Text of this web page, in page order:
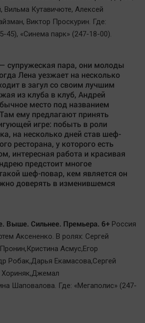
Вильма Кутавичюте, Алексей
Виктор Проскурин. Где:
45), «Синема парк» (247-18-00).
супружеская пара, они молоды
Лена уезжает на несколько
в загул со своим лучшим
из клуба в клуб, Андрей
место под названием
ему предлагают принять
игре: побыть в роли
на несколько дней став шеф-
ресторана, у которого есть
интересная работа и красивая
предстоит многое
шеф-повар, кем является он
доверять в изменившемся
Выше. Сильнее. Премьера. 6+ Россия
Аксененко. В ролях: Сергей
Асмус,Егор
Робак,Дарья Екамасова,Сергей
Хориняк,Джемал
Шаповалова. Где: «Мегаполис» (247-